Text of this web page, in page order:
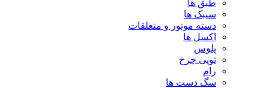
طبق ها
سیبک ها
دسته موتور و متعلقات
اکسل ها
پلوس
توپی چرخ
رام
سگ دست ها